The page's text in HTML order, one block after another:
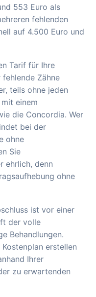
553 Euro als
fehlenden
auf 4.500 Euro und
Tarif für Ihre
Zähne
teils ohne jeden
einem
die Concordia. Wer
bei der
ohne
Sie
ehrlich, denn
ohne
ist vor einer
der volle
Behandlungen.
erstellen
Ihrer
zu erwartenden